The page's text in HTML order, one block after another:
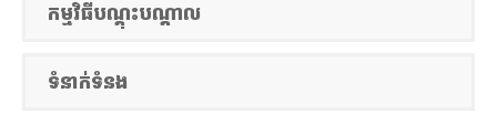
កម្មវិធីបណ្តុះបណ្តាល
ទំនាក់ទំនង